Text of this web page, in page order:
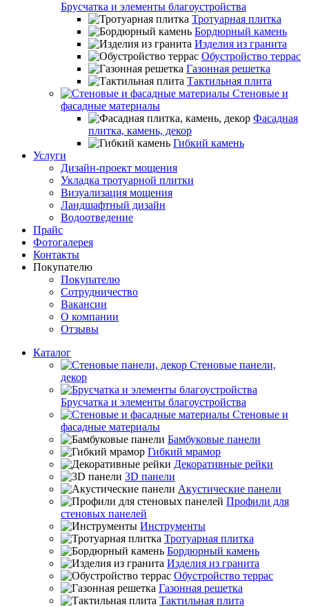
Брусчатка и элементы благоустройства
Тротуарная плитка
Бордюрный камень
Изделия из гранита
Обустройство террас
Газонная решетка
Тактильная плита
Стеновые и
фасадные материалы
Фасадная
плитка, камень, декор
Гибкий камень
Услуги
Дизайн-проект мощения
Укладка тротуарной плитки
Визуализация мощения
Ландшафтный дизайн
Водоотведение
Прайс
Фотогалерея
Контакты
Покупателю
Покупателю
Сотрудничество
Вакансии
О компании
Отзывы
Каталог
Стеновые панели,
декор
Брусчатка и элементы благоустройства
Стеновые и
фасадные материалы
Бамбуковые панели
Гибкий мрамор
Декоративные рейки
3D панели
Акустические панели
Профили для
стеновых панелей
Инструменты
Тротуарная плитка
Бордюрный камень
Изделия из гранита
Обустройство террас
Газонная решетка
Тактильная плита